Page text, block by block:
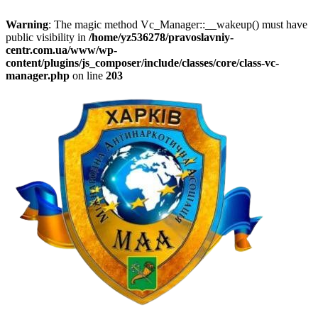
Warning: The magic method Vc_Manager::__wakeup() must have
public visibility in /home/yz536278/pravoslavniy-
centr.com.ua/www/wp-
content/plugins/js_composer/include/classes/core/class-vc-
manager.php on line 203